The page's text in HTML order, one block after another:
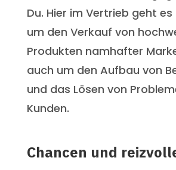
Du. Hier im Vertrieb geht
um den Verkauf von
Produkten namhafter
auch um den Aufbau von
und das Lösen von
Kunden.
Chancen und